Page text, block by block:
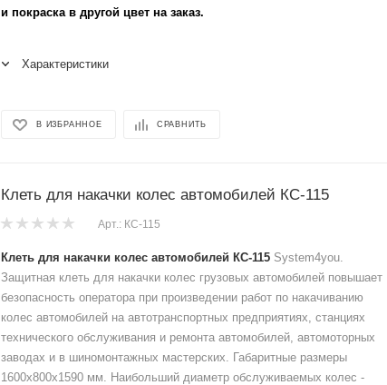
и покраска в другой цвет на заказ.
Характеристики
В ИЗБРАННОЕ СРАВНИТЬ
Клеть для накачки колес автомобилей КС-115
Арт.: КС-115
Клеть для накачки колес автомобилей КС-115 System4you.
Защитная клеть для накачки колес грузовых автомобилей повышает
безопасность оператора при произведении работ по накачиванию
колес автомобилей на автотранспортных предприятиях, станциях
технического обслуживания и ремонта автомобилей, автомоторных
заводах и в шиномонтажных мастерских. Габаритные размеры
1600х800х1590 мм. Наибольший диаметр обслуживаемых колес -